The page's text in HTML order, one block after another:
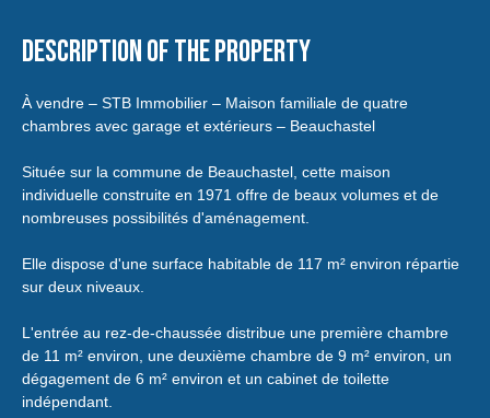
Description of the property
À vendre – STB Immobilier – Maison familiale de quatre
chambres avec garage et extérieurs – Beauchastel
Située sur la commune de Beauchastel, cette maison
individuelle construite en 1971 offre de beaux volumes et de
nombreuses possibilités d'aménagement.
Elle dispose d'une surface habitable de 117 m² environ répartie
sur deux niveaux.
L'entrée au rez-de-chaussée distribue une première chambre
de 11 m² environ, une deuxième chambre de 9 m² environ, un
dégagement de 6 m² environ et un cabinet de toilette
indépendant.